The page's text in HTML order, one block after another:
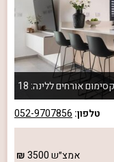
אורחים ללינה: 18
טלפון: 052-9707856
אמצ״ש3500